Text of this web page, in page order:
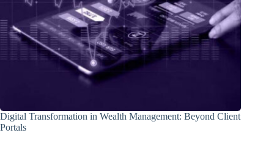
Digital Transformation in Wealth Management: Beyond Client
Portals